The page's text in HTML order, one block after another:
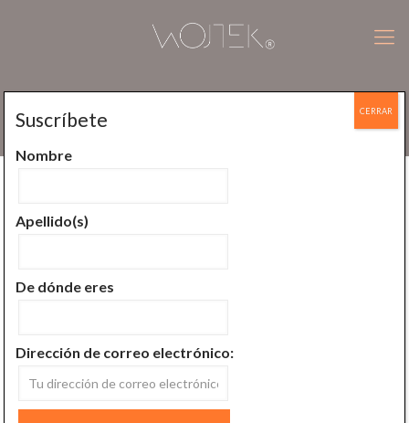
Conoce la mente
Suscríbete
Nombre
Apellido(s)
De dónde eres
Dirección de correo electrónico:
CERRAR